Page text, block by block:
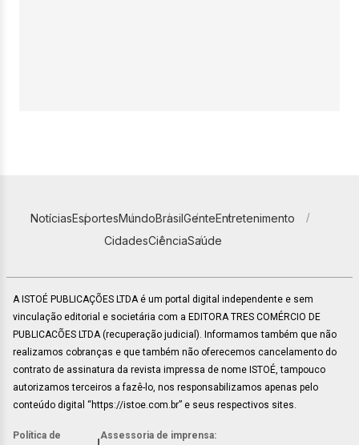
NotíciasEsportesMundoBrasilGenteEntretenimento
CidadesCiênciaSaúde
A ISTOÉ PUBLICAÇÕES LTDA é um portal digital independente e sem
vinculação editorial e societária com a EDITORA TRES COMÉRCIO DE
PUBLICACÕES LTDA (recuperação judicial). Informamos também que não
realizamos cobranças e que também não oferecemos cancelamento do
contrato de assinatura da revista impressa de nome ISTOÉ, tampouco
autorizamos terceiros a fazê-lo, nos responsabilizamos apenas pelo
conteúdo digital “https://istoe.com.br” e seus respectivos sites.
Política de Assessoria de imprensa: